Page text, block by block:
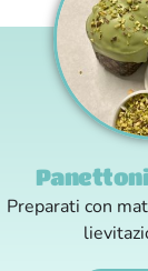
Preparati con